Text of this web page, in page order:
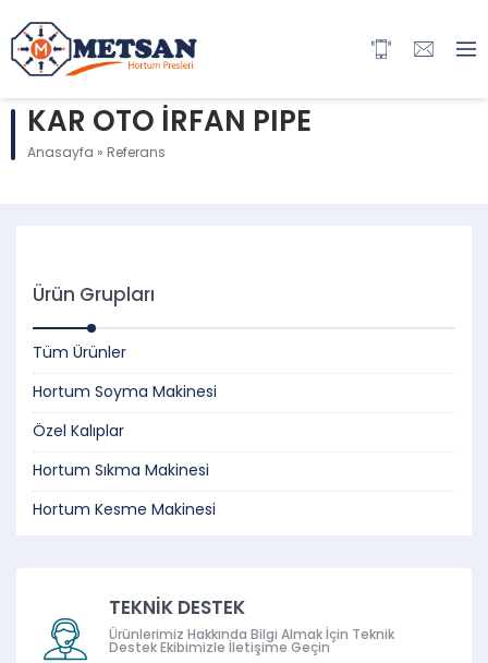
KAR OTO İRFAN PIPE
Anasayfa » Referans
Ürün Grupları
Tüm Ürünler
Hortum Soyma Makinesi
Özel Kalıplar
Hortum Sıkma Makinesi
Hortum Kesme Makinesi
TEKNİK DESTEK
Ürünlerimiz Hakkında Bilgi Almak İçin Teknik
Destek Ekibimizle İletişime Geçin